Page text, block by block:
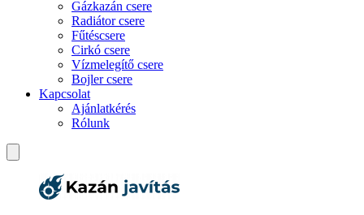
Gázkazán csere
Radiátor csere
Fűtéscsere
Cirkó csere
Vízmelegítő csere
Bojler csere
Kapcsolat
Ajánlatkérés
Rólunk